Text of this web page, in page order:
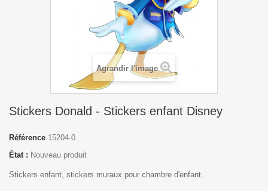
Agrandir l'image
Stickers Donald - Stickers enfant Disney
Référence 15204-0
État : Nouveau produit
Stickers enfant, stickers muraux pour chambre d'enfant.